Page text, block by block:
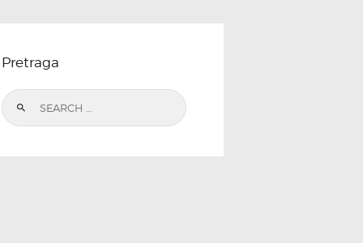
Pretraga
Search
for: